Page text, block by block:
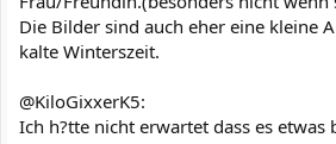
Die Bilder sind auch eher eine kleine
kalte Winterszeit.
@KiloGixxerK5:
Ich h?tte nicht erwartet dass es etwas